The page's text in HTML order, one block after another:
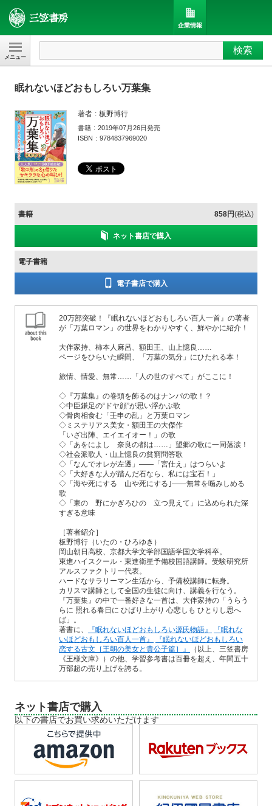
三笠書房 検索
企業情報
眠れないほどおもしろい万葉集
著者 板野博行
書籍
2019年07月26日発売
ISBN
9784837969020
書籍 858円(税込)
ネット書店で購入
電子書籍
電子書店で購入
20万部突破！『眠れないほどおもしろい百人一首』の著者
が「万葉ロマン」の世界をわかりやすく、鮮やかに紹介！
大伴家持、柿本人麻呂、額田王、山上憶良……
ページをひらいた瞬間、「万葉の気分」にひたれる本！
旅情、情愛、無常……「人の世のすべて」がここに！
◇『万葉集』の巻頭を飾るのはナンパの歌！？
◇中臣鎌足の“ドヤ顔”が思い浮かぶ歌
◇骨肉相食む「壬申の乱」と万葉ロマン
◇ミステリアス美女・額田王の大傑作
「いざ出陣、エイエイオー！」の歌
◇「あをによし 奈良の都は……」望郷の歌に一同落涙！
◇社会派歌人・山上憶良の貧窮問答歌
◇「なんでオレが左遷」――「宮仕え」はつらいよ
◇「大好きな人が踏んだ石なら、私には宝石！」
◇「海や死にする 山や死にする｣――無常を噛みしめる
歌
◇「東の 野にかぎろひの 立つ見えて」に込められた深
すぎる意味
［著者紹介］
板野博行（いたの・ひろゆき）
岡山朝日高校、京都大学文学部国語学国文学科卒。
東進ハイスクール・東進衛星予備校国語講師。受験研究所
アルスファクトリー代表。
ハードなサラリーマン生活から、予備校講師に転身。
カリスマ講師として全国の生徒に向け、講義を行なう。
『万葉集』の中で一番好きな一首は、大伴家持の「うらう
らに 照れる春日に ひばり上がり 心悲しも ひとりし思へ
ば」。
著書に、
『眠れないほどおもしろい源氏物語』
『眠れな
いほどおもしろい百人一首』
『眠れないほどおもしろい
恋する古文［王朝の美女と貴公子篇］』
（以上、三笠書房
《王様文庫》）の他、学習参考書は百冊を超え、年間五十
万部超の売り上げを誇る。
ネット書店で購入
以下の書店でお買い求めいただけます